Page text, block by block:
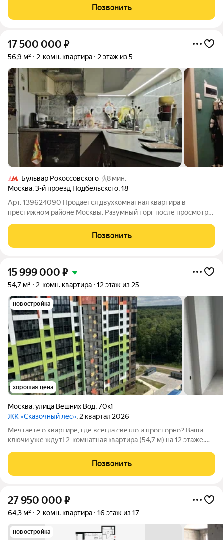
покупалась без ипотеки, за свои деньги. Никто не прописан.
Свободная, прямая продажа!
Позвонить
17 500 000 ₽
56,9 м² 2-комн. квартира 2 этаж из 5
Бульвар Рокоссовского
8 мин.
Москва,3-й проезд Подбельского,18
Арт. 139624090 Продаётся двухкомнатная квартира в
престижном районе Москвы. Разумный торг после просмотра
двор. Для сдачи в аренду квартира полностью мебелирована.
Из мебели и техники
Позвонить
15 999 000 ₽
54,7 м² 2-комн. квартира 12 этаж из 25
новостройка
хорошая цена
Москва,улица Вешних Вод,70к1
ЖК «Сказочный лес», 2 квартал 2026
Мечтаете о квартире, где всегда светло и просторно? Ваши
ключи уже ждут! 2-комнатная квартира (54,7 м) на 12 этаже.
солнечного света. Предчистовая отделка позволит воплотить
любой дизайн. Не
Позвонить
27 950 000 ₽
64,3 м² 2-комн. квартира 16 этаж из 17
новостройка